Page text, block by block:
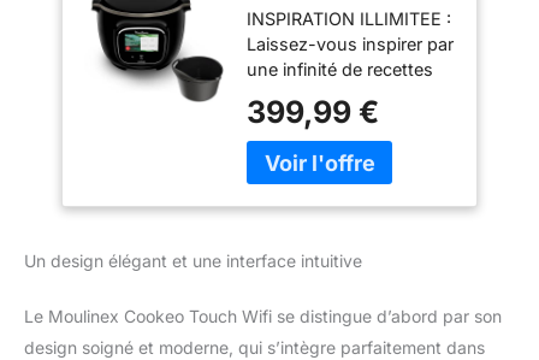
moule gâteau - 6 L
- Noir
INSPIRATION ILLIMITEE :
Laissez-vous inspirer par
une infinité de recettes
connexion WiFi, pour
une grande variété de
repas quotidiens
vos recettes, étape par
et aux vidéos qui
s’affichent sur un grand
399,99 €
Un design élégant et une interface intuitive
Le Moulinex Cookeo Touch Wifi se distingue d’abord par son
design soigné et moderne, qui s’intègre parfaitement dans